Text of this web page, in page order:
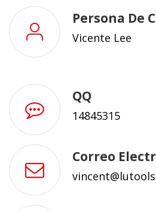
Persona De
Vicente Lee
QQ
14845315
Correo